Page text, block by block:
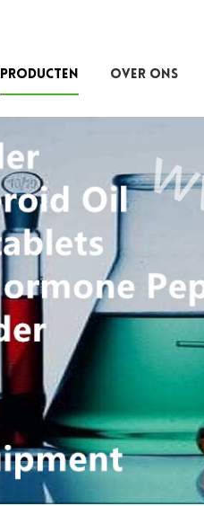
PRODUCTEN OVER ONS